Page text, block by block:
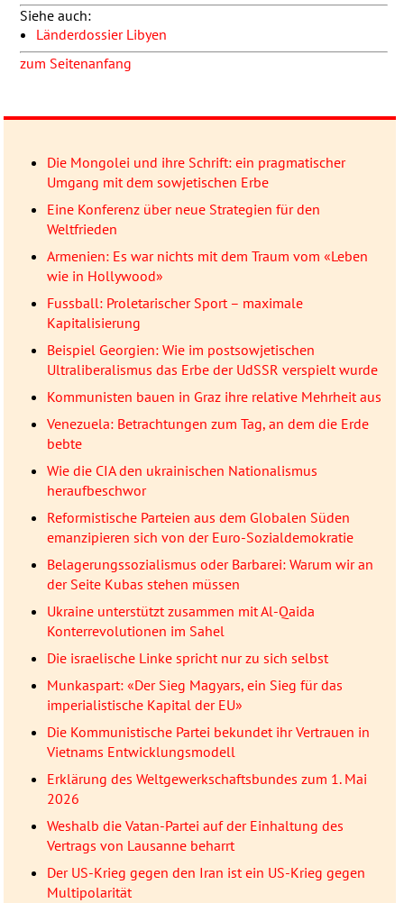
Siehe auch:
Länderdossier Libyen
zum Seitenanfang
Die Mongolei und ihre Schrift: ein pragmatischer
Umgang mit dem sowjetischen Erbe
Eine Konferenz über neue Strategien für den
Weltfrieden
Armenien: Es war nichts mit dem Traum vom «Leben
wie in Hollywood»
Fussball: Proletarischer Sport – maximale
Kapitalisierung
Beispiel Georgien: Wie im postsowjetischen
Ultraliberalismus das Erbe der UdSSR verspielt wurde
Kommunisten bauen in Graz ihre relative Mehrheit aus
Venezuela: Betrachtungen zum Tag, an dem die Erde
bebte
Wie die CIA den ukrainischen Nationalismus
heraufbeschwor
Reformistische Parteien aus dem Globalen Süden
emanzipieren sich von der Euro-Sozialdemokratie
Belagerungssozialismus oder Barbarei: Warum wir an
der Seite Kubas stehen müssen
Ukraine unterstützt zusammen mit Al-Qaida
Konterrevolutionen im Sahel
Die israelische Linke spricht nur zu sich selbst
Munkaspart: «Der Sieg Magyars, ein Sieg für das
imperialistische Kapital der EU»
Die Kommunistische Partei bekundet ihr Vertrauen in
Vietnams Entwicklungsmodell
Erklärung des Weltgewerkschaftsbundes zum 1. Mai
2026
Weshalb die Vatan-Partei auf der Einhaltung des
Vertrags von Lausanne beharrt
Der US-Krieg gegen den Iran ist ein US-Krieg gegen
Multipolarität